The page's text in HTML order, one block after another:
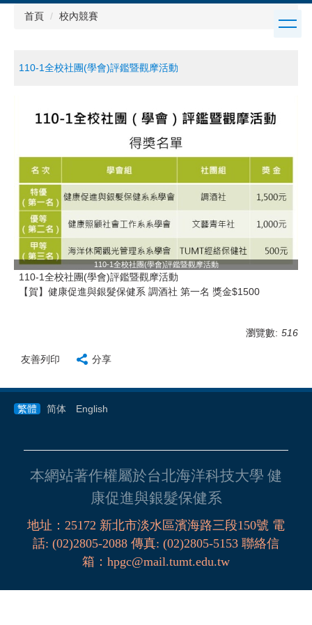
首頁 校內競賽
110-1全校社團(學會)評鑑暨觀摩活動
110-1全校社團(學會)評鑑暨觀摩活動
110-1全校社團(學會)評鑑暨觀摩活動
【賀】健康促進與銀髮保健系 調酒社 第一名 獎金$1500
瀏覽數: 516
友善列印 分享
繁體 简体 English
本網站著作權屬於台北海洋科技大學 健
康促進與銀髮保健系
地址： 25172 新北市淡水區濱海路三段150號 電
話: (02)2805-2088 傳真: (02)2805-5153 聯絡信
箱 ： hpgc@mail.tumt.edu.tw